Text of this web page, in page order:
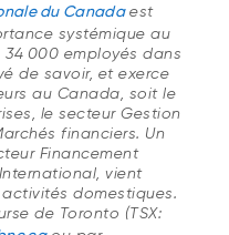
du Canadaest
systémique au
000 employés dans
de savoir, et exerce
au Canada, soit le
le secteur Gestion
financiers. Un
Financement
vient
domestiques.
de Toronto (TSX: